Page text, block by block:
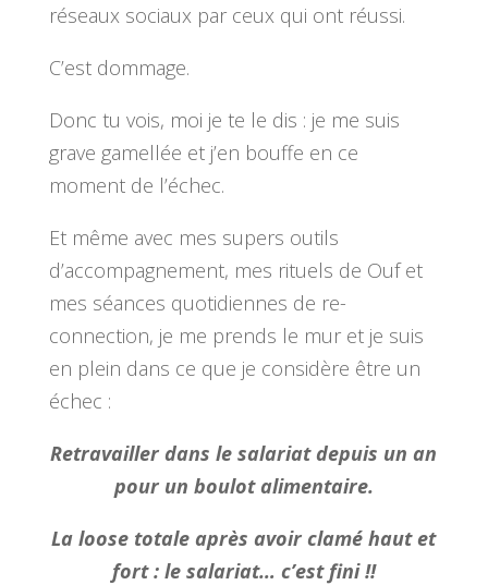
réseaux sociaux par ceux qui ont réussi.
C’est dommage.
Donc tu vois, moi je te le dis : je me suis
grave gamellée et j’en bouffe en ce
moment de l’échec.
Et même avec mes supers outils
d’accompagnement, mes rituels de Ouf et
mes séances quotidiennes de re-
connection, je me prends le mur et je suis
en plein dans ce que je considère être un
échec :
Retravailler dans le salariat depuis un an
pour un boulot alimentaire.
La loose totale après avoir clamé haut et
fort : le salariat… c’est fini !!